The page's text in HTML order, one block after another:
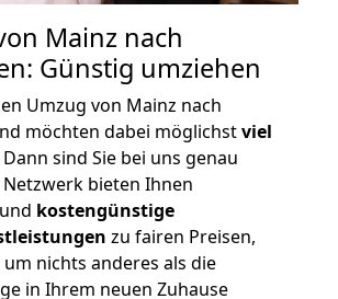
Mainz nach
Günstig umziehen
Umzug von Mainz nach
möchten dabei möglichstviel
Dann sind Sie bei uns genau
bieten Ihnen
und kostengünstige
zu fairen Preisen,
nichts anderes als die
in Ihrem neuen Zuhause